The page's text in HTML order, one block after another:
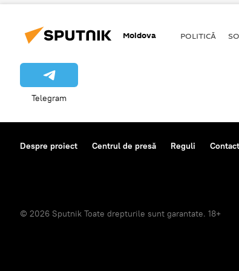
Moldova POLITICĂ
Telegram
Despre proiect Centrul de presă Reguli
© 2026 Sputnik Toate drepturile sunt garantate. 18+